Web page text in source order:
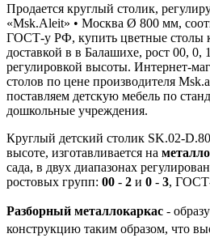
Продается круглый столик,
«Msk.Aleit» • Москва Ø 800 мм,
ГОСТ-у РФ, купить цветные столы
доставкой в в Балашихе, рост 00, 0,
регулировкой высоты. Интернет-
столов по цене производителя
поставляем детскую мебель по
дошкольные учреждения.
Круглый детский столик SK.02-
высоте, изготавливается на
сада, в двух диапазонах
ростовых групп: 00 - 2 и 0 - 3,
Разборный металлокаркас -
конструкцию таким образом, что